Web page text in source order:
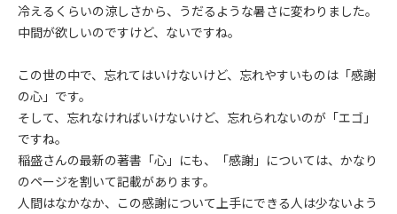
冷えるくらいの涼しさから、うだるような暑さに変わりました。
中間が欲しいのですけど、ないですね。
この世の中で、忘れてはいけないけど、忘れやすいものは「感謝
の心」です。
そして、忘れなければいけないけど、忘れられないのが「エゴ」
ですね。
稲盛さんの最新の著書「心」にも、「感謝」については、かなり
のページを割いて記載があります。
人間はなかなか、この感謝について上手にできる人は少ないよう